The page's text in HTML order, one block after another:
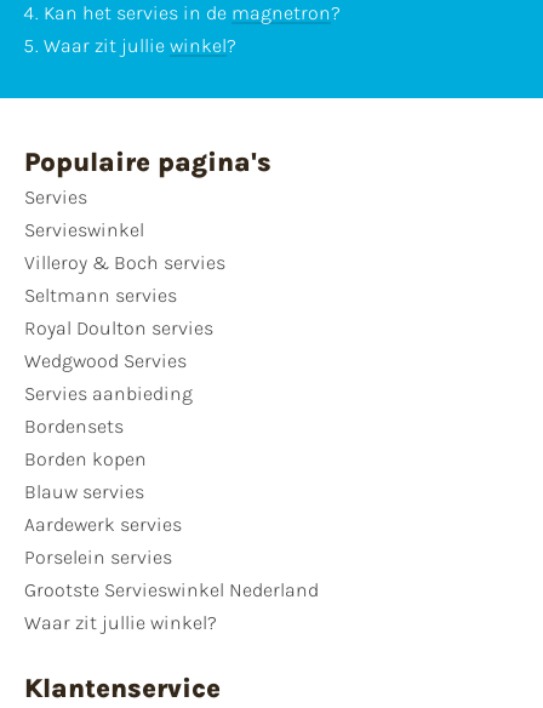
Kan het servies in de magnetron?
Waar zit jullie winkel?
Populaire pagina's
Servies
Servieswinkel
Villeroy & Boch servies
Seltmann servies
Royal Doulton servies
Wedgwood Servies
Servies aanbieding
Bordensets
Borden kopen
Blauw servies
Aardewerk servies
Porselein servies
Grootste Servieswinkel Nederland
Waar zit jullie winkel?
Klantenservice